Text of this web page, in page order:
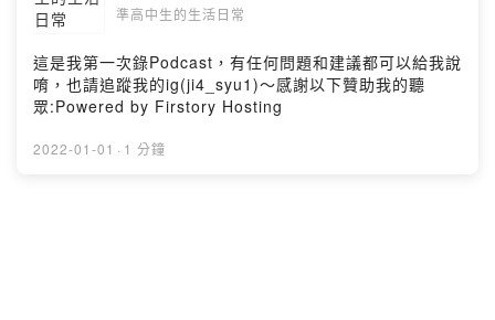
準高中生的生活日常
這是我第一次錄Podcast，有任何問題和建議都可以給我說
唷，也請追蹤我的ig(ji4_syu1)～感謝以下贊助我的聽
眾:Powered by Firstory Hosting
2022-01-01 · 1 分鐘